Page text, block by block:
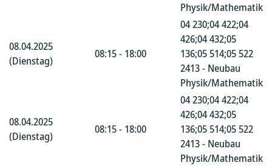
Physik/Mathematik
08.04.2025
(Dienstag)
08:15 - 18:00
04 230;04 422;04
426;04 432;05
136;05 514;05 522
2413 - Neubau
Physik/Mathematik
08.04.2025
(Dienstag)
08:15 - 18:00
04 230;04 422;04
426;04 432;05
136;05 514;05 522
2413 - Neubau
Physik/Mathematik